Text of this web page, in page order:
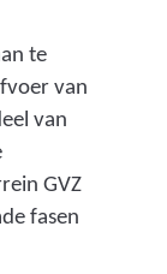
m
e
n
v
te
van
van
GVZ
fasen